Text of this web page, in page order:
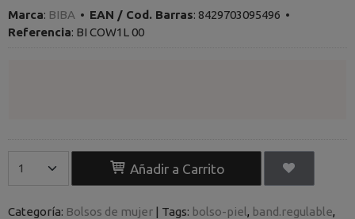
Marca: BIBA • EAN / Cod. Barras: 8429703095496 •
Referencia: BI COW1L 00
Añadir a Carrito
Categoría: Bolsos de mujer | Tags: bolso-piel
band.regulable